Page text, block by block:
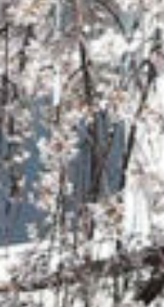
: Attempt to read